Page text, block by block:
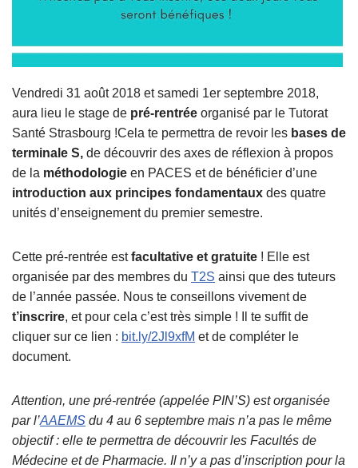
Vendredi 31 août 2018 et samedi 1er septembre 2018,
aura lieu le stage de pré-rentrée organisé par le Tutorat
Santé Strasbourg !Cela te permettra de revoir les bases de
terminale S, de découvrir des axes de réflexion à propos
de la méthodologie en PACES et de bénéficier d’une
introduction aux principes fondamentaux des quatre
unités d’enseignement du premier semestre.
Cette pré-rentrée estfacultative et gratuite ! Elle est
organisée par des membres du T2S ainsi que des tuteurs
de l’année passée. Nous te conseillons vivement de
t’inscrire, et pour cela c’est très simple ! Il te suffit de
cliquer sur ce lien : bit.ly/2Jl9xfM et de compléter le
document.
Attention, une pré-rentrée (appelée PIN’S) est organisée
par l’AAEMS du 4 au 6 septembre mais n’a pas le même
objectif : elle te permettra de découvrir les Facultés de
Médecine et de Pharmacie. Il n’y a pas d’inscription pour la